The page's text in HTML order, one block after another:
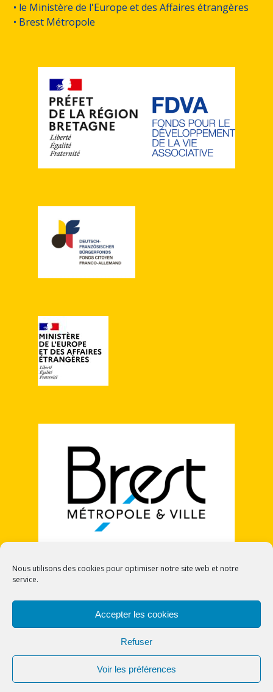
Nous utilisons des cookies pour optimiser notre site web et notre
service.
Accepter les cookies
Refuser
Voir les préférences
• le Ministère de l'Europe et des Affaires étrangères
• Brest Métropole
POLITIQUE DE COOKIES (UE)
© 2026 CECI - Cercle Europe Citoyennetés et
Identités. Bento theme by Satori